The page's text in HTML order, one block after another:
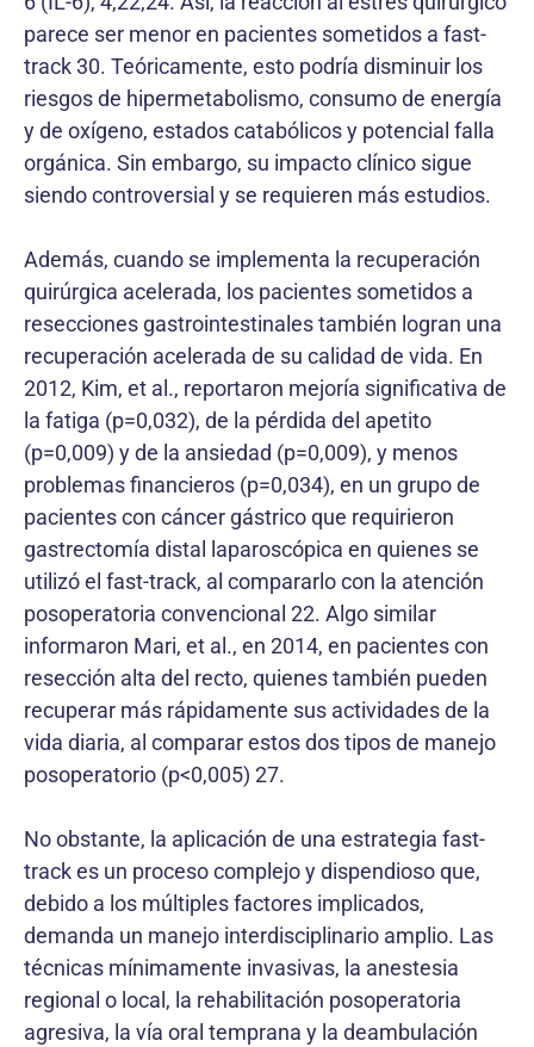
parece ser me­nor en pacientes sometidos a fast-
track 30. Teóricamente, esto podría disminuir los
riesgos de hipermetabolismo, consumo de energía
y de oxígeno, estados catabólicos y potencial falla
orgánica. Sin embargo, su impacto clínico sigue
siendo controversial y se requieren más estudios.
Además, cuando se implementa la recuperación
qui­rúrgica acelerada, los pacientes sometidos a
resecciones gastrointestinales también logran una
recuperación acelerada de su calidad de vida. En
2012, Kim, et al., reportaron mejoría significativa de
la fatiga (p=0,032), de la pérdida del apetito
(p=0,009) y de la ansiedad (p=0,009), y menos
problemas financieros (p=0,034), en un grupo de
pacientes con cáncer gástrico que requirieron
gastrectomía distal laparoscópica en quienes se
utilizó el fast-track, al compararlo con la atención
posoperatoria convencional 22. Algo similar
informaron Mari, et al., en 2014, en pacientes con
resección alta del recto, quienes también pueden
recuperar más rápidamente sus actividades de la
vida diaria, al comparar estos dos tipos de manejo
posoperatorio (p<0,005) 27.
No obstante, la aplicación de una estrategia fast-
track es un proceso complejo y dispendioso que,
debido a los múltiples factores implicados,
demanda un manejo inter­disciplinario amplio. Las
técnicas mínimamente invasivas, la anestesia
regional o local, la rehabilitación posoperatoria
agresiva, la vía oral temprana y la deambulación